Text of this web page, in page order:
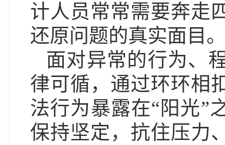
计人员常常需要奔走
还原问题的真实面目
面对异常的行为、
律可循，通过环环相
法行为暴露在“阳光”
保持坚定，抗住压力